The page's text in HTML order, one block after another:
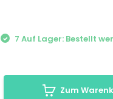
7 Auf Lager: Bestellt
Zum